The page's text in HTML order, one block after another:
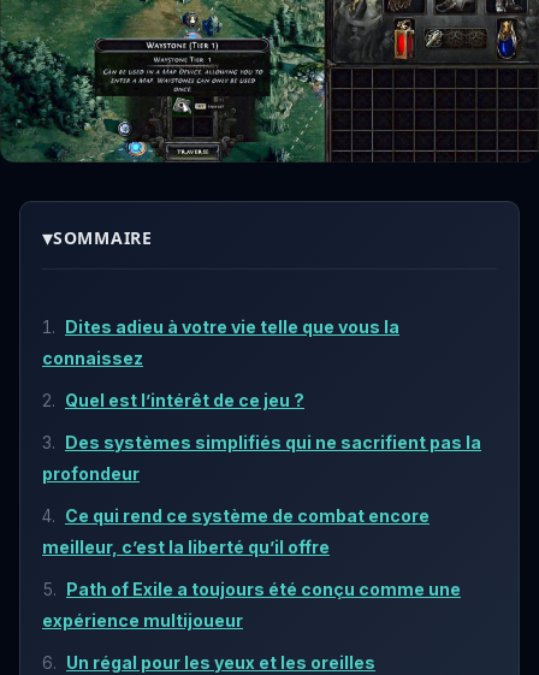
▾SOMMAIRE
Dites adieu à votre vie telle que vous la
connaissez
Quel est l’intérêt de ce jeu ?
Des systèmes simplifiés qui ne sacrifient pas la
profondeur
Ce qui rend ce système de combat encore
meilleur, c’est la liberté qu’il offre
Path of Exile a toujours été conçu comme une
expérience multijoueur
Un régal pour les yeux et les oreilles